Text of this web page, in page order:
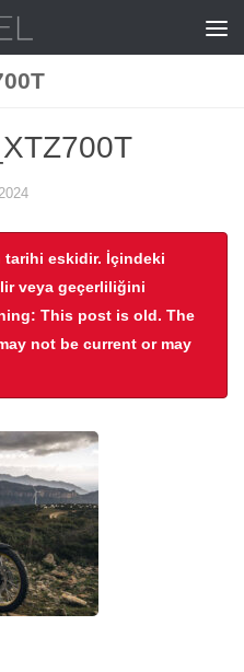
tarihi eskidir. İçindeki
veya geçerliliğini
This post is old. The
not be current or may